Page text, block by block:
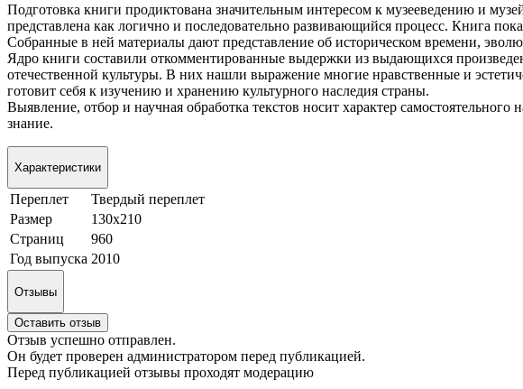
Подготовка книги продиктована значительным интересом к музееведению и
представлена как логично и последовательно развивающийся процесс. Книга
Собранные в ней материалы дают представление об историческом времени,
Ядро книги составили откомментированные выдержки из выдающихся
отечественной культуры. В них нашли выражение многие нравственные и
готовит себя к изучению и хранению культурного наследия страны.
Выявление, отбор и научная обработка текстов носит характер
знание.
Характеристики
Переплет
Твердый переплет
Размер
130х210
Страниц
960
Год выпуска 2010
Отзывы
Оставить отзыв
Отзыв успешно отправлен.
Он будет проверен администратором перед публикацией.
Перед публикацией отзывы проходят модерацию